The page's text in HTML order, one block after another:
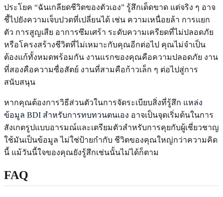
ประโยค “ฉันเกลียดชีวิตของตัวเอง” รู้สึกเด็ดขาด แต่จริง ๆ อาจ
ชี้ไปยังความเจ็บปวดที่เปลี่ยนได้ เช่น ความเหนื่อยล้า การแยก
ตัว การสูญเสีย อาการซึมเศร้า ระดับความเครียดที่ไม่ปลอดภัย
หรือโครงสร้างชีวิตที่ไม่เหมาะกับคุณอีกต่อไป คุณไม่จำเป็น
ต้องแก้ทั้งหมดพร้อมกัน งานแรกของคุณคือความปลอดภัย งาน
ที่สองคือความซื่อสัตย์ งานที่สามคือก้าวเล็ก ๆ ต่อไปสู่การ
สนับสนุน
หากคุณต้องการวิธีส่วนตัวในการจัดระเบียบสิ่งที่รู้สึก แหล่ง
ข้อมูล BDI สำหรับการทบทวนตนเอง อาจเป็นจุดเริ่มต้นในการ
สังเกตรูปแบบอารมณ์และเตรียมตัวสำหรับการคุยกับผู้เชี่ยวชาญ
ใช้มันเป็นข้อมูล ไม่ใช่ป้ายกำกับ ชีวิตของคุณใหญ่กว่าความคิด
นี้ แม้วันนี้ใจของคุณยังรู้สึกเช่นนั้นไม่ได้ก็ตาม
FAQ